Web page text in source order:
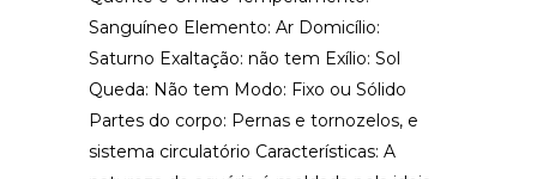
Sanguíneo Elemento: Ar Domicílio:
Saturno Exaltação: não tem Exílio: Sol
Queda: Não tem Modo: Fixo ou Sólido
Partes do corpo: Pernas e tornozelos, e
sistema circulatório Características: A